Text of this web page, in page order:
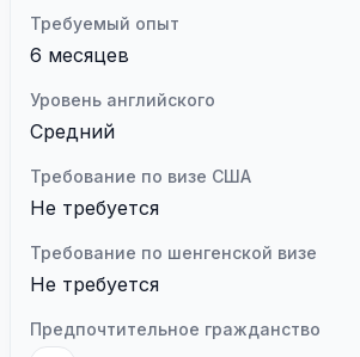
Требуемый опыт
6 месяцев
Уровень английского
Средний
Требование по визе США
Не требуется
Требование по шенгенской визе
Не требуется
Предпочтительное гражданство